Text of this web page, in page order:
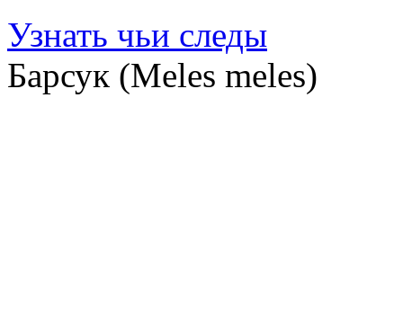
Узнать чьи следы
Барсук (Meles meles)